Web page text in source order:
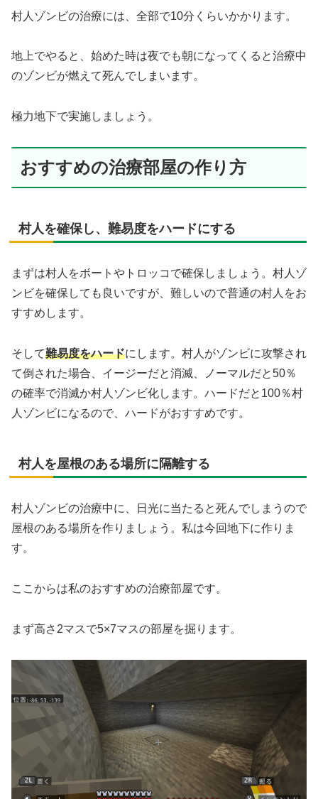
村人ゾンビの治療には、全部で10分くらいかかります。
地上でやると、始めた時は夜でも朝になってくると治療中
のゾンビが燃えて死んでしまいます。
極力地下で実施しましょう。
おすすめの治療部屋の作り方
村人を確保し、難易度をハードにする
まずは村人をボートやトロッコで確保しましょう。村人ゾ
ンビを確保しても良いですが、難しいので普通の村人をお
すすめします。
そして難易度をハードにします。村人がゾンビに攻撃され
て倒された場合、イージーだと消滅、ノーマルだと50％
の確率で消滅か村人ゾンビ化します。ハードだと100％村
人ゾンビになるので、ハードがおすすめです。
村人を屋根のある場所に隔離する
村人ゾンビの治療中に、日光に当たると死んでしまうので
屋根のある場所を作りましょう。私は今回地下に作りま
す。
ここからは私のおすすめの治療部屋です。
まず高さ2マスで5×7マスの部屋を掘ります。